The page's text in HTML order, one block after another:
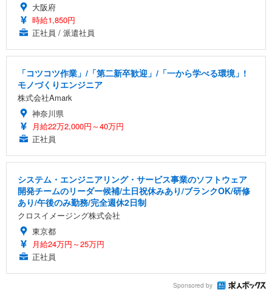
大阪府
時給1,850円
正社員 / 派遣社員
「コツコツ作業」/「第二新卒歓迎」/「一から学べる環境」!
モノづくりエンジニア
株式会社Amark
神奈川県
月給22万2,000円～40万円
正社員
システム・エンジニアリング・サービス事業のソフトウェア
開発チームのリーダー候補/土日祝休みあり/ブランクOK/研修
あり/午後のみ勤務/完全週休2日制
クロスイメージング株式会社
東京都
月給24万円～25万円
正社員
Sponsored by